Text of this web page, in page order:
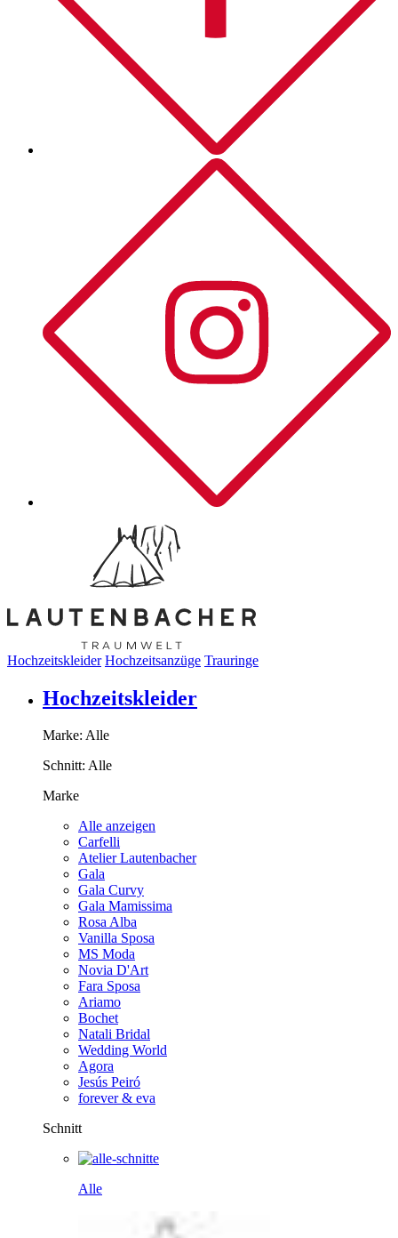
Hochzeitskleider Hochzeitsanzüge Trauringe
Hochzeitskleider
Marke: Alle
Schnitt: Alle
Marke
Alle anzeigen
Carfelli
Atelier Lautenbacher
Gala
Gala Curvy
Gala Mamissima
Rosa Alba
Vanilla Sposa
MS Moda
Novia D'Art
Fara Sposa
Ariamo
Bochet
Natali Bridal
Wedding World
Agora
Jesús Peiró
forever & eva
Schnitt
Alle